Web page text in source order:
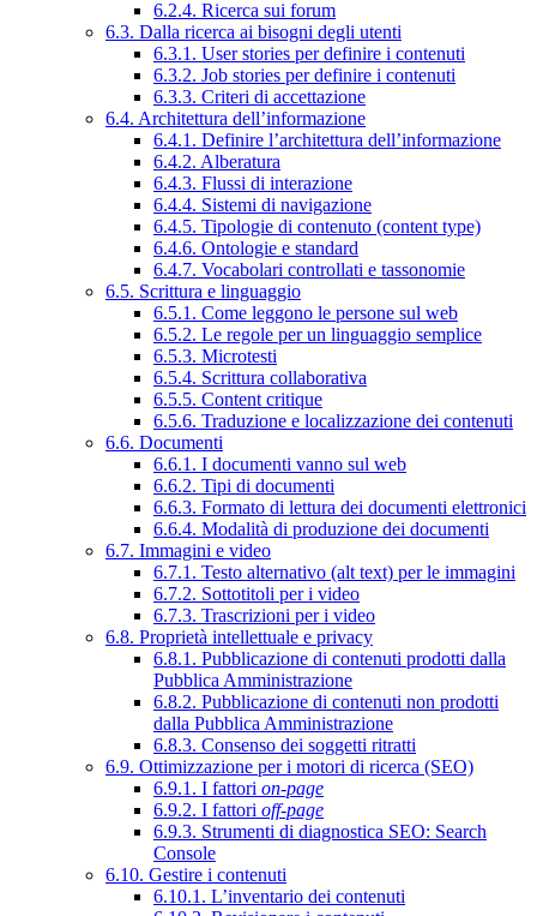
6.2.4. Ricerca sui forum
6.3. Dalla ricerca ai bisogni degli utenti
6.3.1. User stories per definire i contenuti
6.3.2. Job stories per definire i contenuti
6.3.3. Criteri di accettazione
6.4. Architettura dell’informazione
6.4.1. Definire l’architettura dell’informazione
6.4.2. Alberatura
6.4.3. Flussi di interazione
6.4.4. Sistemi di navigazione
6.4.5. Tipologie di contenuto (content type)
6.4.6. Ontologie e standard
6.4.7. Vocabolari controllati e tassonomie
6.5. Scrittura e linguaggio
6.5.1. Come leggono le persone sul web
6.5.2. Le regole per un linguaggio semplice
6.5.3. Microtesti
6.5.4. Scrittura collaborativa
6.5.5. Content critique
6.5.6. Traduzione e localizzazione dei contenuti
6.6. Documenti
6.6.1. I documenti vanno sul web
6.6.2. Tipi di documenti
6.6.3. Formato di lettura dei documenti elettronici
6.6.4. Modalità di produzione dei documenti
6.7. Immagini e video
6.7.1. Testo alternativo (alt text) per le immagini
6.7.2. Sottotitoli per i video
6.7.3. Trascrizioni per i video
6.8. Proprietà intellettuale e privacy
6.8.1. Pubblicazione di contenuti prodotti dalla
Pubblica Amministrazione
6.8.2. Pubblicazione di contenuti non prodotti
dalla Pubblica Amministrazione
6.8.3. Consenso dei soggetti ritratti
6.9. Ottimizzazione per i motori di ricerca (SEO)
6.9.1. I fattori on-page
6.9.2. I fattori off-page
6.9.3. Strumenti di diagnostica SEO: Search
Console
6.10. Gestire i contenuti
6.10.1. L’inventario dei contenuti